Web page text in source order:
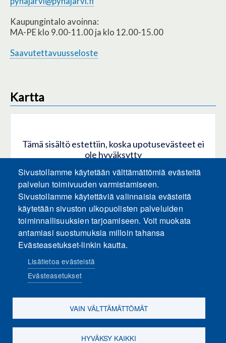
Kaupungintalo avoinna:
MA-PE klo 9.00-11.00 ja klo 12.00-15.00
Saavutettavuusseloste
Kartta
Tämä sisältö estettiin, koska upotusevästeet ei
ole hyväksytty
HYVÄKSY KAIKKI EVÄSTEET
Hyväksy vain upotusevästeet
Sosiaalinen media
Sivustollamme käytetään välttämättömiä evästeitä
palvelun toimivuuden varmistamiseen.
Sivustollamme käytettäviä valinnaisia evästeitä
käytetään sivuston ulkopuolisten palveluiden
toiminnallisuuksien tarjoamiseen. Voit muokata
antamiasi suostumuksia milloin tahansa
Evästeasetukset-linkin kautta.
Lisätietoa evästeistä
Evästeasetukset
VAIN VÄLTTÄMÄTTÖMÄT
HYVÄKSY KAIKKI